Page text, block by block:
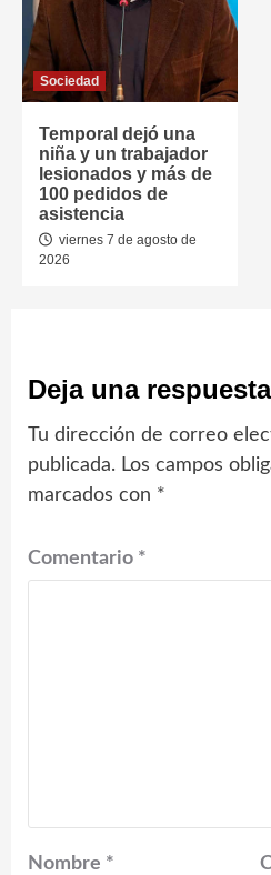
Sociedad
Temporal dejó una
niña y un trabajador
lesionados y más de
100 pedidos de
asistencia
viernes 7 de agosto de
2026
Deja una respuesta
Tu dirección de correo
publicada. Los campos
marcados con *
Comentario *
Nombre *